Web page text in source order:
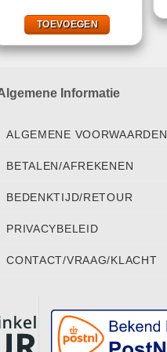
€9,25. €5,49.
TOEVOEGEN
Informatie
ALGEMENE VOORWAARDEN
BETALEN/AFREKENEN
BEDENKTIJD/RETOUR
PRIVACYBELEID
CONTACT/VRAAG/KLACHT